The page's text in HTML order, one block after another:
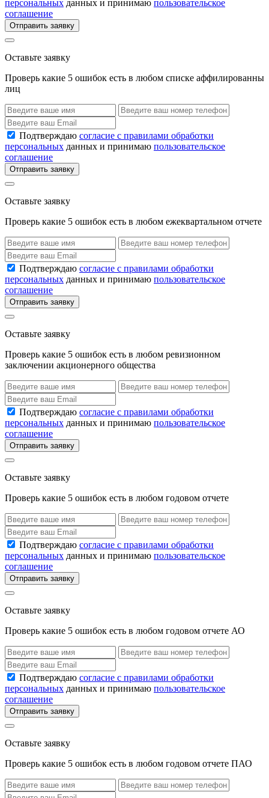
персональных данных и принимаю пользовательское
соглашение
Отправить заявку
Оставьте заявку
Проверь какие 5 ошибок есть в любом списке аффилированны
лиц
Подтверждаю согласие с правилами обработки
персональных данных и принимаю пользовательское
соглашение
Отправить заявку
Оставьте заявку
Проверь какие 5 ошибок есть в любом ежеквартальном отчете
Подтверждаю согласие с правилами обработки
персональных данных и принимаю пользовательское
соглашение
Отправить заявку
Оставьте заявку
Проверь какие 5 ошибок есть в любом ревизионном
заключении акционерного общества
Подтверждаю согласие с правилами обработки
персональных данных и принимаю пользовательское
соглашение
Отправить заявку
Оставьте заявку
Проверь какие 5 ошибок есть в любом годовом отчете
Подтверждаю согласие с правилами обработки
персональных данных и принимаю пользовательское
соглашение
Отправить заявку
Оставьте заявку
Проверь какие 5 ошибок есть в любом годовом отчете АО
Подтверждаю согласие с правилами обработки
персональных данных и принимаю пользовательское
соглашение
Отправить заявку
Оставьте заявку
Проверь какие 5 ошибок есть в любом годовом отчете ПАО